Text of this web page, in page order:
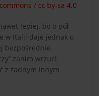
/ cc by-sa 4.0
lepiej, bo o pół
w Italii daje jednak o
bezpośrednie.
zanim wrzuci
z żadnym innym